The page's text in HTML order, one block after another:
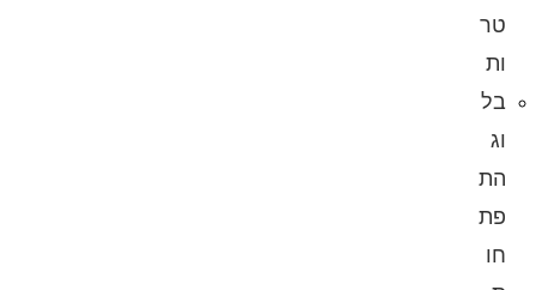
טר
ות
בל
וג
הת
פת
חו